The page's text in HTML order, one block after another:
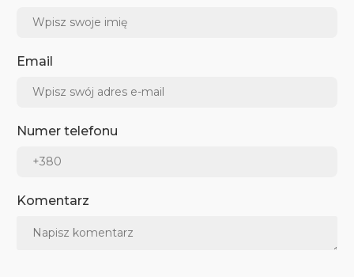
Email
Numer telefonu
Komentarz